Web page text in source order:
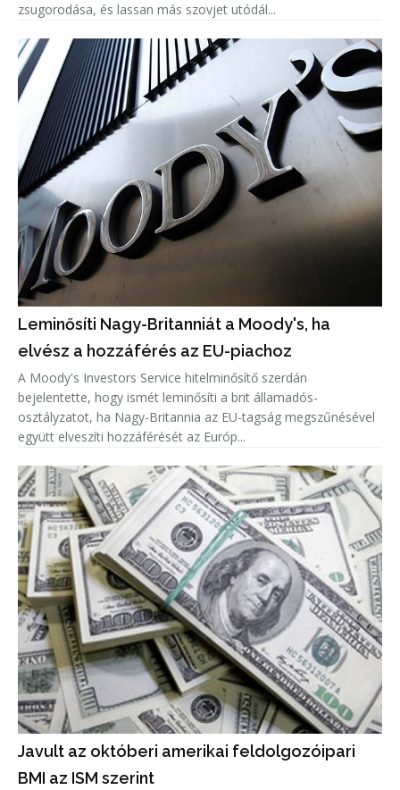
zsugorodása, és lassan más szovjet utódál...
Leminősíti Nagy-Britanniát a Moody's, ha
elvész a hozzáférés az EU-piachoz
A Moody's Investors Service hitelminősítő szerdán
bejelentette, hogy ismét leminősíti a brit államadós-
osztályzatot, ha Nagy-Britannia az EU-tagság megszűnésével
együtt elveszíti hozzáférését az Európ...
Javult az októberi amerikai feldolgozóipari
BMI az ISM szerint